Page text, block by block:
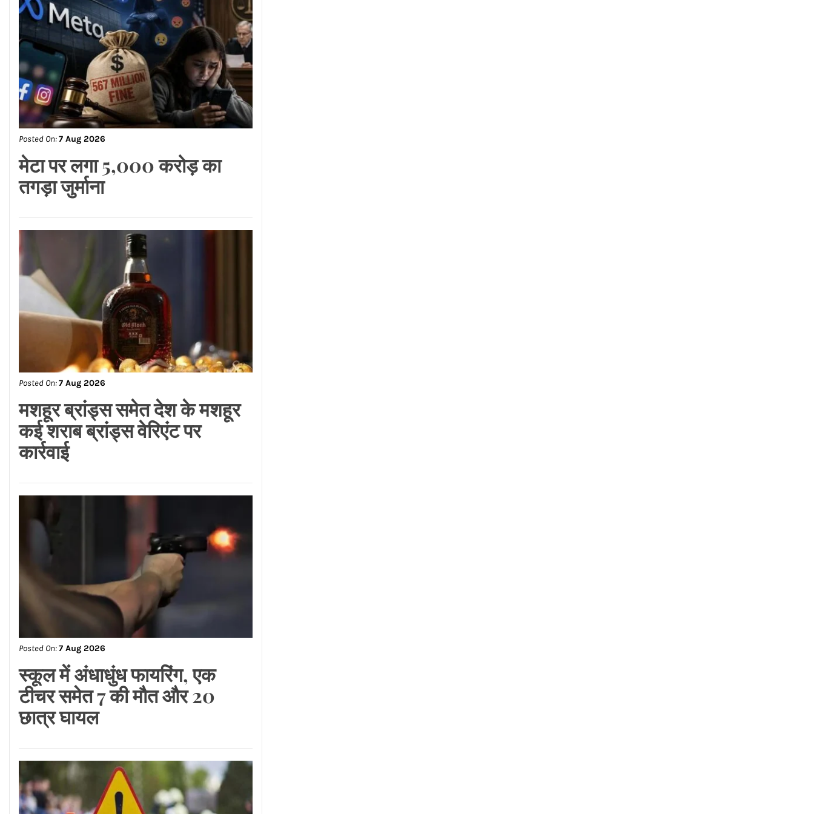
7 Aug 2026
दिशा’ के अंतर्गत इनोसेंट हार्ट्स
स्कूल में एनीमेशन, विजुअल
इफेक्ट्स, गेमिंग एवं कॉमिक्स
(AVGC) पर करियर मार्गदर्शन
सेमिनार आयोजित*
मेटा पर लगा 5,000 करोड़ का
तगड़ा जुर्माना
मशहूर ब्रांड्स समेत देश के मशहूर
कई शराब ब्रांड्स वेरिएंट पर